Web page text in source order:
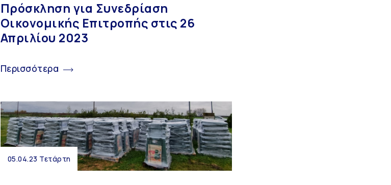
Πρόσκληση για Συνεδρίαση
Οικονομικής Επιτροπής στις 26
Απριλίου 2023
Περισσότερα
05.04.23 Τετάρτη